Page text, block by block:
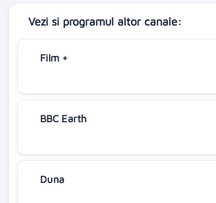
Vezi si programul altor canale:
Film +
BBC Earth
Duna